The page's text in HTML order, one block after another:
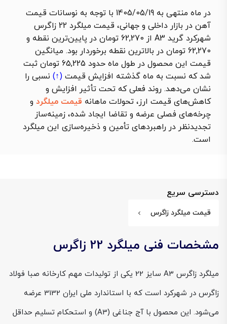
در ماه منتهی به 1405/05/19 با توجه به نوسانات قیمت
آهن در بازار داخلی و جهانی، قیمت میلگرد 22 زاگرس
شهرکرد گرید A3 از 62,270 تومان در پایین‌ترین نقطه و
62,270 تومان در بالاترین نقطه برخوردار بود. میانگین
قیمت این محصول در طول ماه حدود 65,225 تومان ثبت
شد که نسبت به ماه گذشته افزایش قیمت (↑) نسبی را
نشان می‌دهد. روند فعلی که تحت تأثیر افزایش و
کاهش‌های قیمت ارز، تحولات ماهانه قیمت میلگرد و
چرخه‌های فصلی عرضه و تقاضا ایجاد شده، زمینه‌ساز
تجدیدنظر در راهبردهای تأمین و ذخیره‌سازی این میلگرد
است.
دسترسی سریع
قیمت میلگرد زاگرس
مشخصات فنی میلگرد 22 زاگرس
میلگرد زاگرس A3 سایز 22 یکی از تولیدات مهم کارخانه صبا فولاد
زاگرس در شهرکرد است که با استاندارد ملی ایران 3132 عرضه
می‌شود. این محصول با آج جناغی (A3) و استحکام تسلیم حداقل